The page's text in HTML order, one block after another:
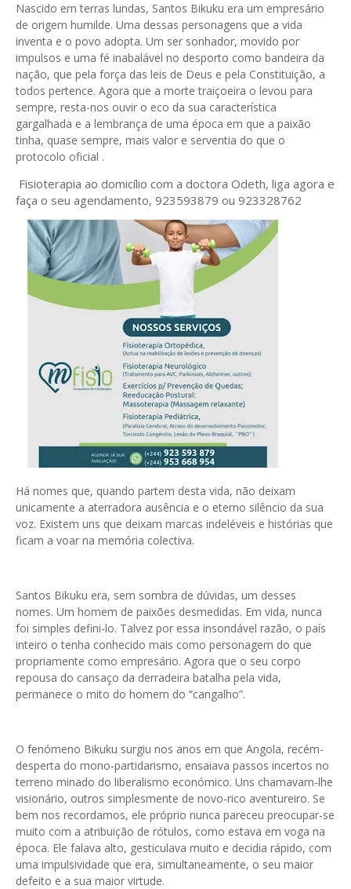
Nascido em terras lundas, Santos Bikuku era um empresário
de origem humilde. Uma dessas personagens que a vida
inventa e o povo adopta. Um ser sonhador, movido por
impulsos e uma fé inabalável no desporto como bandeira da
nação, que pela força das leis de Deus e pela Constituição, a
todos pertence. Agora que a morte traiçoeira o levou para
sempre, resta-nos ouvir o eco da sua característica
gargalhada e a lembrança de uma época em que a paixão
tinha, quase sempre, mais valor e serventia do que o
protocolo oficial .
Fisioterapia ao domicílio com a doctora Odeth, liga agora e
faça o seu agendamento, 923593879 ou 923328762
Há nomes que, quando partem desta vida, não deixam
unicamente a aterradora ausência e o eterno silêncio da sua
voz. Existem uns que deixam marcas indeléveis e histórias que
ficam a voar na memória colectiva.
Santos Bikuku era, sem sombra de dúvidas, um desses
nomes. Um homem de paixões desmedidas. Em vida, nunca
foi simples defini-lo. Talvez por essa insondável razão, o país
inteiro o tenha conhecido mais como personagem do que
propriamente como empresário. Agora que o seu corpo
repousa do cansaço da derradeira batalha pela vida,
permanece o mito do homem do “cangalho”.
O fenómeno Bikuku surgiu nos anos em que Angola, recém-
desperta do mono-partidarismo, ensaiava passos incertos no
terreno minado do liberalismo económico. Uns chamavam-lhe
visionário, outros simplesmente de novo-rico aventureiro. Se
bem nos recordamos, ele próprio nunca pareceu preocupar-se
muito com a atribuição de rótulos, como estava em voga na
época. Ele falava alto, gesticulava muito e decidia rápido, com
uma impulsividade que era, simultaneamente, o seu maior
defeito e a sua maior virtude.